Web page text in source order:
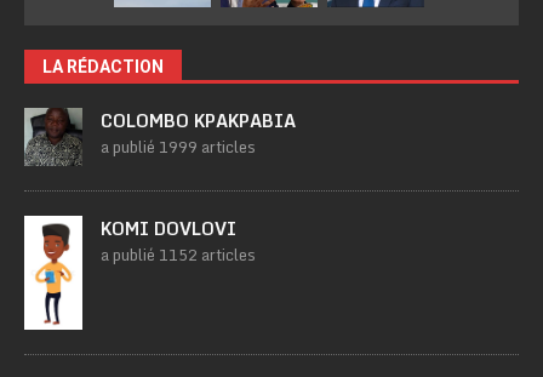
LA RÉDACTION
COLOMBO KPAKPABIA
a publié 1999 articles
KOMI DOVLOVI
a publié 1152 articles